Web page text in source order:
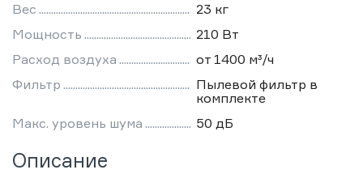
Вес
23 кг
Мощность
210 Вт
Расход воздуха
от 1400 м³/ч
Фильтр
Пылевой фильтр в
комплекте
Макс. уровень шума
50 дБ
Описание